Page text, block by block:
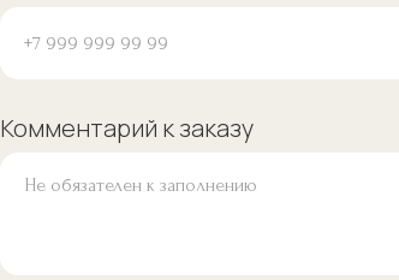
Комментарий к заказу